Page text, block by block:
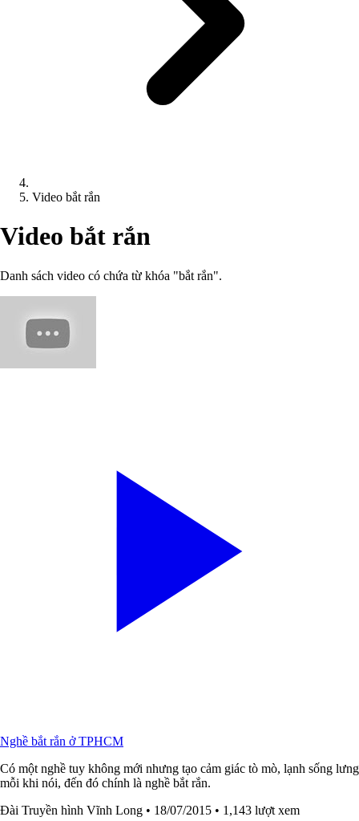
Video bắt rắn
Video bắt rắn
Danh sách video có chứa từ khóa "bắt rắn".
Nghề bắt rắn ở TPHCM
Có một nghề tuy không mới nhưng tạo cảm giác tò mò, lạnh sống lưng
mỗi khi nói, đến đó chính là nghề bắt rắn.
Đài Truyền hình Vĩnh Long • 18/07/2015 • 1,143 lượt xem